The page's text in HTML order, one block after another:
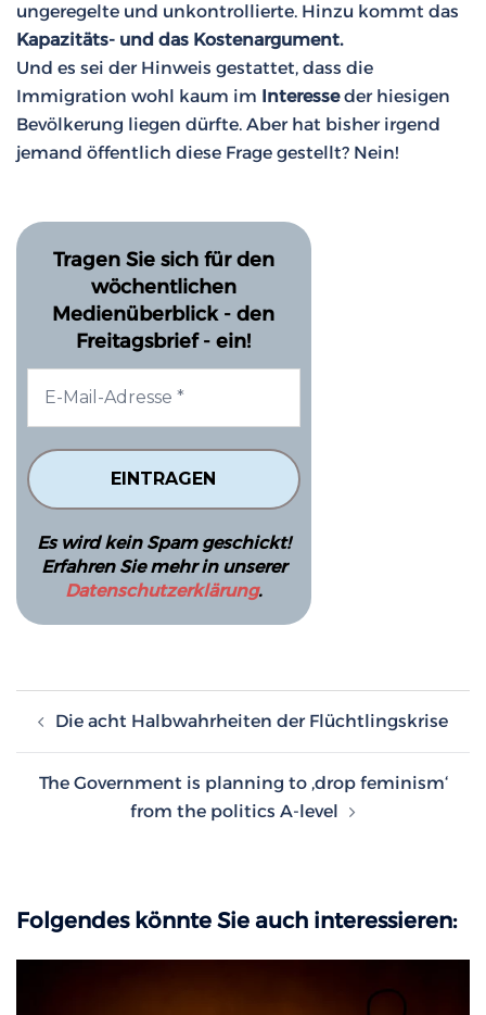
ungeregelte und unkontrollierte. Hinzu kommt das
Kapazitäts- und das Kostenargument.
Und es sei der Hinweis gestattet, dass die
Immigration wohl kaum im Interesseder hiesigen
Bevölkerung liegen dürfte. Aber hat bisher irgend
jemand öffentlich diese Frage gestellt? Nein!
Tragen Sie sich für den
wöchentlichen
Medienüberblick - den
Freitagsbrief - ein!
Es wird kein Spam geschickt!
Erfahren Sie mehr in unserer
Datenschutzerklärung.
Die acht Halbwahrheiten der Flüchtlingskrise
The Government is planning to ‚drop feminism‘
from the politics A-level
Folgendes könnte Sie auch interessieren: